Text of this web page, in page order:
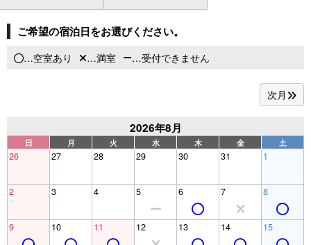
ご希望の宿泊日をお選びください。
…空室あり …満室 …受付できません
次月
2026年8月
日 月 火 水 木 金 土
26 27 28 29 30 31 1
2 3 4 5 6 7 8
9 10 11 12 13 14 15